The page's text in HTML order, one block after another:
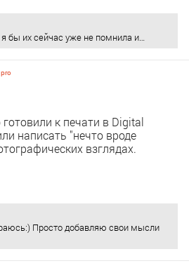
бы их сейчас уже не помнила и…
к печати в Digital
написать "нечто вроде
взглядах.
Просто добавляю свои мысли